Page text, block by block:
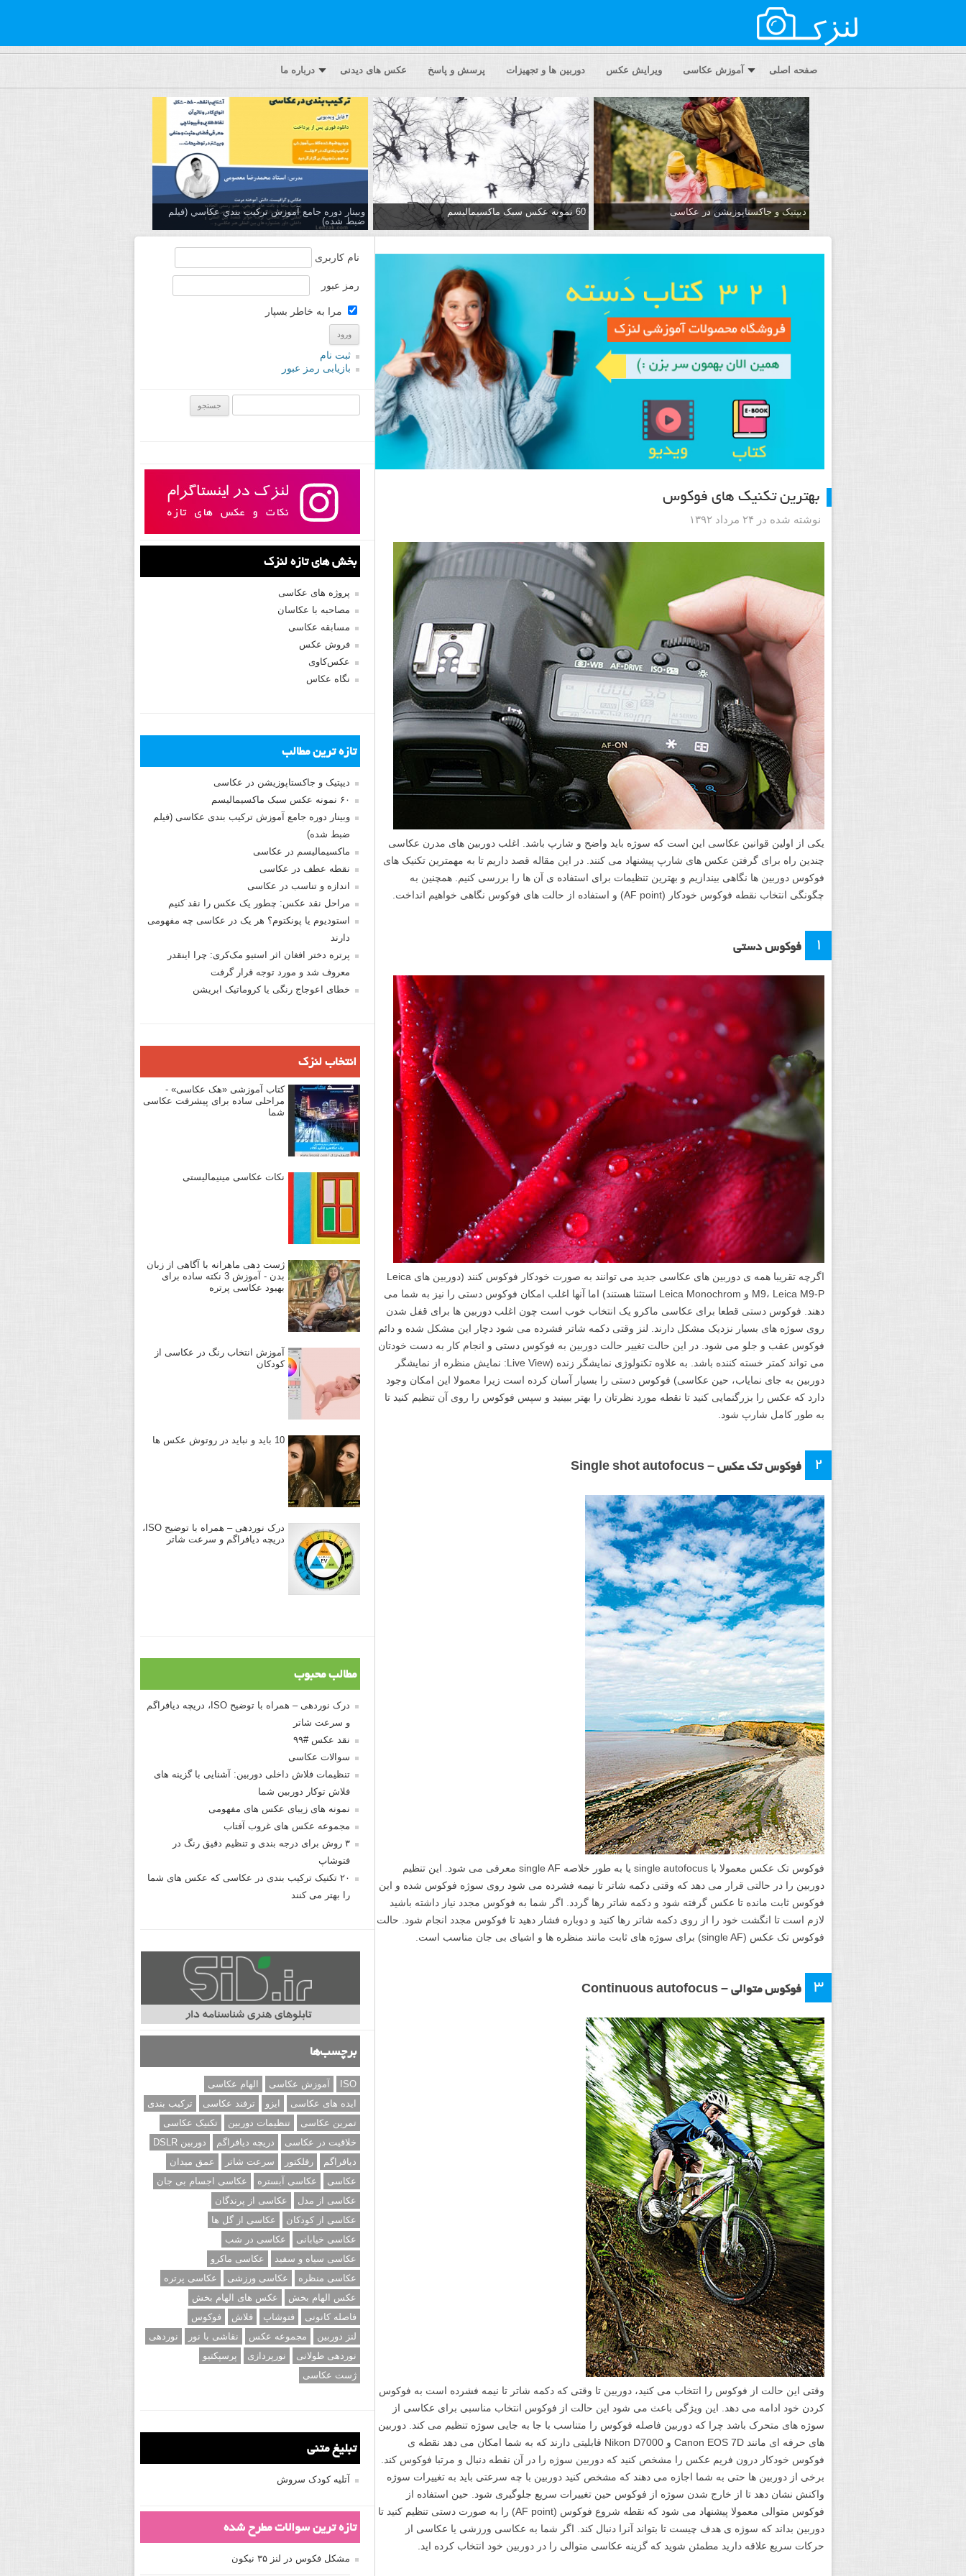
صفحه اصلی آموزش عکاسی ویرایش عکس دوربین ها و تجهیزات پرسش و پاسخ عکس های دیدنی درباره ما
دیپتیک و جاکستا‌پوزیشن در عکاسی 60 نمونه عکس سبک ماکسیمالیسم
وبینار دوره جامع آموزش تركيب بندي عكاسي (فیلم
ضبط شده)
بهترین تکنیک های فوکوس
نوشته شده در ۲۴ مرداد ۱۳۹۲
یکی از اولین قوانین عکاسی این است که سوژه باید واضح و شارپ باشد. اغلب دوربین های مدرن عکاسی
چندین راه برای گرفتن عکس های شارپ پیشنهاد می کنند. در این مقاله قصد داریم تا به مهمترین تکنیک های
فوکوس دوربین ها نگاهی بیندازیم و بهترین تنظیمات برای استفاده ی آن ها را بررسی کنیم. همچنین به
چگونگی انتخاب نقطه فوکوس خودکار (AF point) و استفاده از حالت های فوکوس نگاهی خواهیم انداخت.
۱ فوکوس دستی
اگرچه تقریبا همه ی دوربین های عکاسی جدید می توانند به صورت خودکار فوکوس کنند (دوربین های Leica
M9، Leica M9-P و Leica Monochrom استثنا هستند) اما آنها اغلب امکان فوکوس دستی را نیز به شما می
دهند. فوکوس دستی قطعا برای عکاسی ماکرو یک انتخاب خوب است چون اغلب دوربین ها برای قفل شدن
روی سوژه های بسیار نزدیک مشکل دارند. لنز وقتی دکمه شاتر فشرده می شود دچار این مشکل شده و دائم
فوکوس عقب و جلو می شود. در این حالت تغییر حالت دوربین به فوکوس دستی و انجام کار به دست خودتان
می تواند کمتر خسته کننده باشد. به علاوه تکنولوژی نمایشگر زنده (Live View: نمایش منظره از نمایشگر
دوربین به جای نمایاب، حین عکاسی) فوکوس دستی را بسیار آسان کرده است زیرا معمولا این امکان وجود
دارد که عکس را بزرگنمایی کنید تا نقطه مورد نظرتان را بهتر ببینید و سپس فوکوس را روی آن تنظیم کنید تا
به طور کامل شارپ شود.
۲ فوکوس تک عکس – Single shot autofocus
فوکوس تک عکس معمولا با single autofocus یا به طور خلاصه single AF معرفی می شود. این تنظیم
دوربین را در حالتی قرار می دهد که وقتی دکمه شاتر تا نیمه فشرده می شود روی سوژه فوکوس شده و این
فوکوس ثابت مانده تا عکس گرفته شود و دکمه شاتر رها گردد. اگر شما به فوکوس مجدد نیاز داشته باشید
لازم است تا انگشت خود را از روی دکمه شاتر رها کنید و دوباره فشار دهید تا فوکوس مجدد انجام شود. حالت
فوکوس تک عکس (single AF) برای سوژه های ثابت مانند منظره ها و اشیای بی جان مناسب است.
۳ فوکوس متوالی – Continuous autofocus
وقتی این حالت از فوکوس را انتخاب می کنید، دوربین تا وقتی که دکمه شاتر تا نیمه فشرده است به فوکوس
کردن خود ادامه می دهد. این ویژگی باعث می شود این حالت از فوکوس انتخاب مناسبی برای عکاسی از
سوژه های متحرک باشد چرا که دوربین فاصله فوکوس را متناسب با جا به جایی سوژه تنظیم می کند. دوربین
های حرفه ای مانند Canon EOS 7D و Nikon D7000 قابلیتی دارند که به شما امکان می دهد نقطه ی
فوکوس خودکار درون فریم عکس را مشخص کنید که دوربین سوژه را در آن نقطه دنبال و مرتبا فوکوس کند.
برخی از دوربین ها حتی به شما اجازه می دهند که مشخص کنید دوربین با چه سرعتی باید به تغییرات سوژه
واکنش نشان دهد تا از خارج شدن سوژه از فوکوس حین تغییرات سریع جلوگیری شود. حین استفاده از
فوکوس متوالی معمولا پیشنهاد می شود که نقطه شروع فوکوس (AF point) را به صورت دستی تنظیم کنید تا
دوربین بداند که سوژه ی هدف چیست تا بتواند آنرا دنبال کند. اگر شما به عکاسی ورزشی یا عکاسی از
حرکات سریع علاقه دارید مطمئن شوید که گزینه عکاسی متوالی را در دوربین خود انتخاب کرده اید.
نام کاربری
رمز عبور
مرا به خاطر بسپار
ثبت نام
بازیابی رمز عبور
بخش های تازه لنزک
پروژه های عکاسی
مصاحبه با عکاسان
مسابقه عکاسی
فروش عکس
عکس‌کاوی
نگاه عکاس
تازه ترین مطالب
دیپتیک و جاکستا‌پوزیشن در عکاسی
۶۰ نمونه عکس سبک ماکسیمالیسم
وبینار دوره جامع آموزش ترکیب بندی عکاسی (فیلم
ضبط شده)
ماکسیمالیسم در عکاسی
نقطه عطف در عکاسی
اندازه و تناسب در عکاسی
مراحل نقد عکس: چطور یک عکس را نقد کنیم
استودیوم یا پونکتوم؟ هر یک در عکاسی چه مفهومی
دارند
پرتره دختر افغان اثر استیو مک‌کری: چرا اینقدر
معروف شد و مورد توجه قرار گرفت
خطای اعوجاج رنگی یا کروماتیک ابریشن
انتخاب لنزک
کتاب آموزشی «هک عکاسی» -
مراحلی ساده برای پیشرفت عکاسی
شما
نکات عکاسی مینیمالیستی
ژست دهی ماهرانه با آگاهی از زبان
بدن - آموزش 3 نکته ساده برای
بهبود عکاسی پرتره
آموزش انتخاب رنگ در عکاسی از
کودکان
10 باید و نباید در روتوش عکس ها
درک نوردهی – همراه با توضیح ISO،
دریچه دیافراگم و سرعت شاتر
مطالب محبوب
درک نوردهی – همراه با توضیح ISO، دریچه دیافراگم
و سرعت شاتر
نقد عکس #۹۹
سوالات عکاسی
تنظیمات فلاش داخلی دوربین: آشنایی با گزینه های
فلاش توکار دوربین شما
نمونه های زیبای عکس های مفهومی
مجموعه عکس های غروب آفتاب
۳ روش برای درجه بندی و تنظیم دقیق رنگ در
فتوشاپ
۲۰ تکنیک ترکیب بندی در عکاسی که عکس های شما
را بهتر می کنند
برچسب‌ها
ISO آموزش عکاسی
الهام عکاسی
ایده های عکاسی
ایزو ترفند عکاسی
ترکیب بندی
تمرین عکاسی
تنظیمات دوربین
تکنیک عکاسی
خلاقیت در عکاسی
دریچه دیافراگم
دوربین DSLR
دیافراگم
رفلکتور سرعت شاتر
عمق میدان
عکاسی
عکاسی آبستره
عکاسی اجسام بی جان
عکاسی از مدل
عکاسی از پرندگان
عکاسی از کودکان
عکاسی از گل ها
عکاسی خیابانی
عکاسی در شب
عکاسی سیاه و سفید
عکاسی ماکرو
عکاسی منظره
عکاسی ورزشی
عکاسی پرتره
عکس الهام بخش
عکس های الهام بخش
فاصله کانونی
فتوشاپ فلاش
فوکوس
لنز دوربین
مجموعه عکس نقاشی با نور
نوردهی
نوردهی طولانی
نورپردازی
پرسپکتیو
ژست عکاسی
تبلیغ متنی
آتلیه کودک سروش
تازه ترین سوالات مطرح شده
مشکل فکوس در لنز ۳۵ نیکون